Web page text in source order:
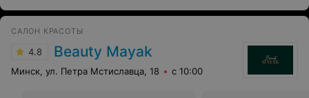
САЛОН КРАСОТЫ
4.8 Beauty Mayak
Минск, ул. Петра Мстиславца, 18 с 10:00